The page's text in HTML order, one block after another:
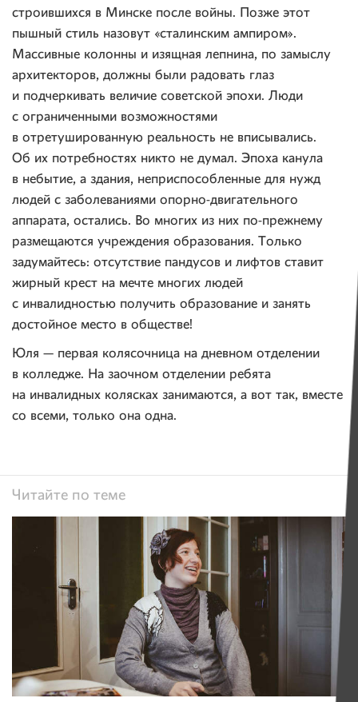
строившихся в Минске после войны. Позже этот
пышный стиль назовут «сталинским ампиром».
Массивные колонны и изящная лепнина, по замыслу
архитекторов, должны были радовать глаз
и подчеркивать величие советской эпохи. Люди
с ограниченными возможностями
в отретушированную реальность не вписывались.
Об их потребностях никто не думал. Эпоха канула
в небытие, а здания, неприспособленные для нужд
людей с заболеваниями опорно-двигательного
аппарата, остались. Во многих из них по-прежнему
размещаются учреждения образования. Только
задумайтесь: отсутствие пандусов и лифтов ставит
жирный крест на мечте многих людей
с инвалидностью получить образование и занять
достойное место в обществе!
Юля — первая колясочница на дневном отделении
в колледже. На заочном отделении ребята
на инвалидных колясках занимаются, а вот так, вместе
со всеми, только она одна.